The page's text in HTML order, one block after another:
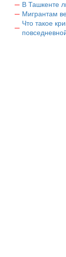
В Ташкенте
Мигрантам
Что такое